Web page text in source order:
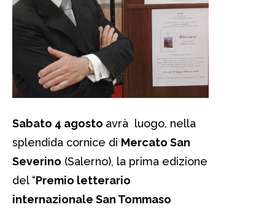
Sabato 4 agosto avrà luogo, nella
splendida cornice di Mercato San
Severino (Salerno), la prima edizione
del “Premio letterario
internazionale San Tommaso